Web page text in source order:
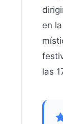
en la
las